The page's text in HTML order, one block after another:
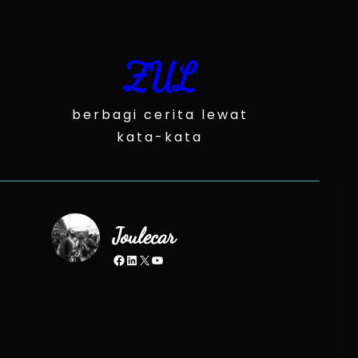
ZUL
berbagi cerita lewat
kata-kata
Joulecar
Facebook LinkedIn X YouTube